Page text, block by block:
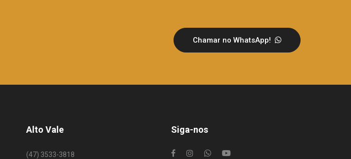
Chamar no WhatsApp!
Alto Vale
(47) 3533-3818
Siga-nos